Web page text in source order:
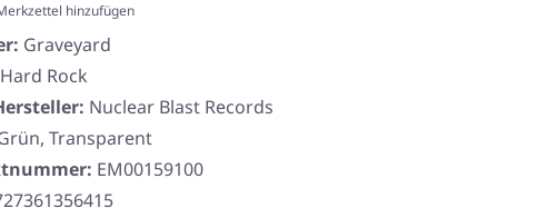
hinzufügen
Graveyard
Hard Rock
Nuclear Blast Records
Transparent
EM00159100